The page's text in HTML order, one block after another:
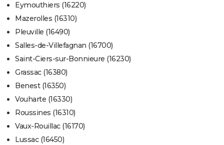
Eymouthiers (16220)
Mazerolles (16310)
Pleuville (16490)
Salles-de-Villefagnan (16700)
Saint-Ciers-sur-Bonnieure (16230)
Grassac (16380)
Benest (16350)
Vouharte (16330)
Roussines (16310)
Vaux-Rouillac (16170)
Lussac (16450)